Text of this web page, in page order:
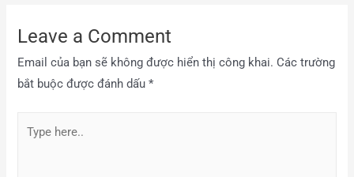
Leave a Comment
Email của bạn sẽ không được hiển thị công khai. Các trường
bắt buộc được đánh dấu*